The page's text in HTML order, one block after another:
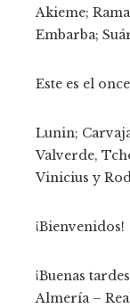
Akieme;
Embarba;
Este es el
Lunin;
Valverde,
Vinicius y
¡Bienvenidos!
¡Buenas
Almería –